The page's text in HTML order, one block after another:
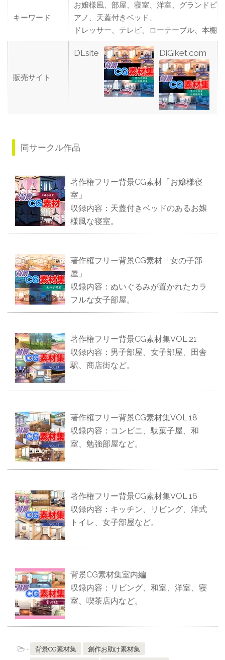
キーワード
お嬢様風、部屋、寝室、洋室、グランドピ
アノ、天蓋付きベッド、
ドレッサー、テレビ、ローテーブル、本棚
販売サイト
DLsite DiGiket.com
同サークル作品
著作権フリー背景CG素材「お嬢様寝
室」
収録内容：天蓋付きベッドのあるお嬢
様風な寝室。
著作権フリー背景CG素材「女の子部
屋」
収録内容：ぬいぐるみが置かれたカラ
フルな女子部屋。
著作権フリー背景CG素材集VOL.21
収録内容：男子部屋、女子部屋、田舎
駅、商店街など。
著作権フリー背景CG素材集VOL.18
収録内容：コンビニ、駄菓子屋、和
室、勉強部屋など。
著作権フリー背景CG素材集VOL.16
収録内容：キッチン、リビング、洋式
トイレ、女子部屋など。
背景CG素材集室内編
収録内容：リビング、和室、洋室、寝
室、喫茶店内など。
- 背景CG素材集 創作お助け素材集